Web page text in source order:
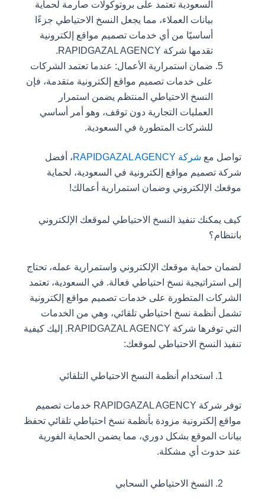
السعودية تعتمد على بروتوكولات صارمة لحماية
بيانات العملاء، مما يجعل النسخ الاحتياطي جزءًا
أساسيًا من أي خدمات تصميم مواقع إلكترونية
تقدمها شركة RAPIDGAZAL AGENCY.
ضمان استمرارية الأعمال: عندما تعتمد الشركات
على خدمات تصميم مواقع إلكترونية متقدمة، فإن
النسخ الاحتياطي المنتظم يضمن استمرار
العمليات التجارية دون توقف، وهو أمر أساسي
للشركات المتطورة في السعودية.
تواصل معشركة RAPIDGAZAL AGENCY
، أفضل
شركة تصميم مواقع إلكترونية في السعودية، لحماية
موقعك الإلكتروني وضمان استمرارية أعمالك!
كيف يمكنك تنفيذ النسخ الاحتياطي لموقعك الإلكتروني
بانتظام؟
لضمان حماية موقعك الإلكتروني واستمرارية عمله، تحتاج
إلى استراتيجية نسخ احتياطي فعالة. في السعودية، تعتمد
الشركات المتطورة على خدمات تصميم مواقع إلكترونية
تشمل أنظمة نسخ احتياطي تلقائي، وهي من الخدمات
التي توفرها شركة RAPIDGAZAL AGENCY. إليك كيفية
تنفيذ النسخ الاحتياطي لموقعك:
استخدام أنظمة النسخ الاحتياطي التلقائي
توفر شركة RAPIDGAZAL AGENCY خدمات تصميم
مواقع إلكترونية مزودة بأنظمة نسخ احتياطي تلقائي تحفظ
بيانات الموقع بشكل دوري، مما يضمن الحماية الفورية
عند حدوث أي مشكلة.
النسخ الاحتياطي السحابي